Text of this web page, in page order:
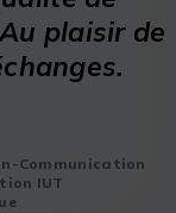
plaisir de
Communication
IUT